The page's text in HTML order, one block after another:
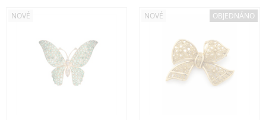
NOVÉ NOVÉ OBJEDNÁNO